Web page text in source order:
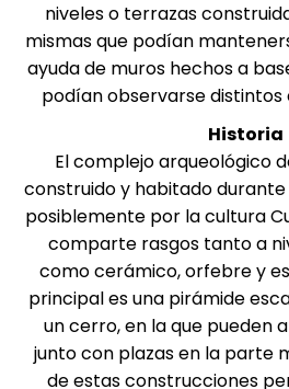
niveles o terrazas
mismas que podían
ayuda de muros hechos a
podían observarse distintos
Historia
El complejo arqueológico
construido y habitado durante
posiblemente por la cultura
comparte rasgos tanto a
como cerámico, orfebre y
principal es una pirámide
un cerro, en la que pueden
junto con plazas en la parte
de estas construcciones